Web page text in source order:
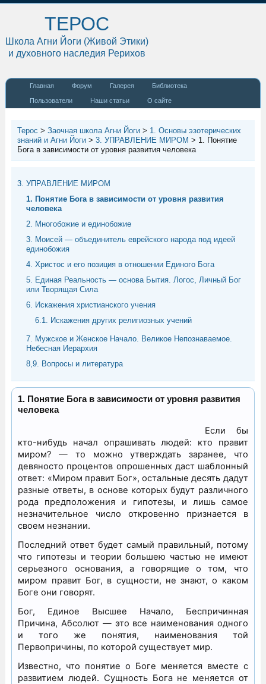
ТЕРОС
Школа Агни Йоги (Живой Этики)
и духовного наследия Рерихов
Главная Форум Галерея Библиотека
Пользователи Наши статьи О сайте
Терос >Заочная школа Агни Йоги > 1. Основы эзотерических
знаний и Агни Йоги >3. УПРАВЛЕНИЕ МИРОМ > 1. Понятие
Бога в зависимости от уровня развития человека
3. УПРАВЛЕНИЕ МИРОМ
1. Понятие Бога в зависимости от уровня развития
человека
2. Многобожие и единобожие
3. Моисей — объединитель еврейского народа под идеей
единобожия
4. Христос и его позиция в отношении Единого Бога
5. Единая Реальность — основа Бытия. Логос, Личный Бог
или Творящая Сила
6. Искажения христианского учения
6.1. Искажения других религиозных учений
7. Мужское и Женское Начало. Великое Непознаваемое.
Небесная Иерархия
8,9. Вопросы и литература
1. Понятие Бога в зависимости от уровня развития
человека
Если бы
кто-нибудь начал опрашивать людей: кто правит
миром? — то можно утверждать заранее, что
девяносто процентов опрошенных даст шаблонный
ответ: «Миром правит Бог», остальные десять дадут
разные ответы, в основе которых будут различного
рода предположения и гипотезы, и лишь самое
незначительное число откровенно признается в
своем незнании.
Последний ответ будет самый правильный, потому
что гипотезы и теории большею частью не имеют
серьезного основания, а говорящие о том, что
миром правит Бог, в сущности, не знают, о каком
Боге они говорят.
Бог, Единое Высшее Начало, Беспричинная
Причина, Абсолют — это все наименования одного
и того же понятия, наименования той
Первопричины, по которой существует мир.
Известно, что понятие о Боге меняется вместе с
развитием людей. Сущность Бога не меняется от